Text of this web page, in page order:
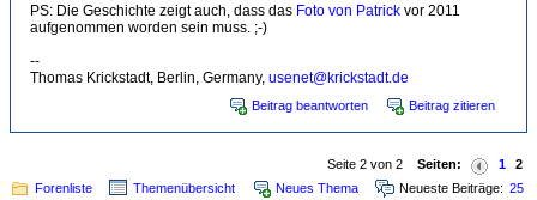
PS: Die Geschichte zeigt auch, dass das Foto von Patrick vor 2011
aufgenommen worden sein muss. ;-)
--
Thomas Krickstadt, Berlin, Germany, usenet@krickstadt.de
Beitrag beantworten Beitrag zitieren
Seite 2 von 2 Seiten: 1
2
Forenliste
Themenübersicht Neues Thema Neueste Beiträge: 25